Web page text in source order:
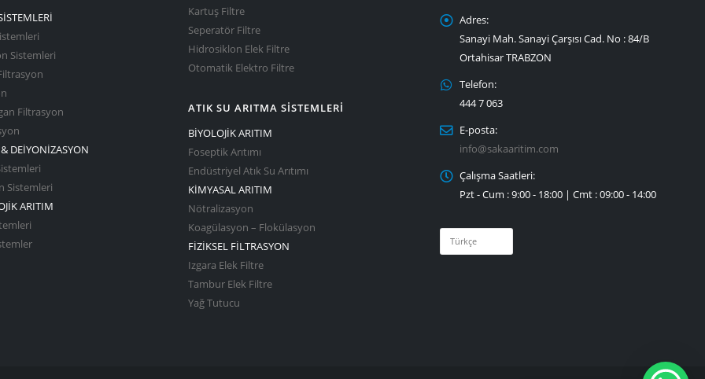
Sistemleri
Filtrasyon
DEİYONİZASYON
Sistemleri
ARITIM
Kartuş Filtre
Seperatör Filtre
Hidrosiklon Elek Filtre
Otomatik Elektro Filtre
ATIK SU ARITMA SİSTEMLERİ
BİYOLOJİK ARITIM
Foseptik Arıtımı
Endüstriyel Atık Su Arıtımı
KİMYASAL ARITIM
Nötralizasyon
Koagülasyon – Flokülasyon
FİZİKSEL FİLTRASYON
Izgara Elek Filtre
Tambur Elek Filtre
Yağ Tutucu
Adres:
Sanayi Mah. Sanayi Çarşısı Cad. No : 84/B
Ortahisar TRABZON
Telefon:
444 7 063
E-posta:
info@sakaaritim.com
Çalışma Saatleri:
Pzt - Cum : 9:00 - 18:00 | Cmt : 09:00 - 14:00
Dil
Seç